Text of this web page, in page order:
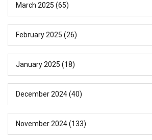
March 2025 (65)
February 2025 (26)
January 2025 (18)
December 2024(40)
November 2024(133)